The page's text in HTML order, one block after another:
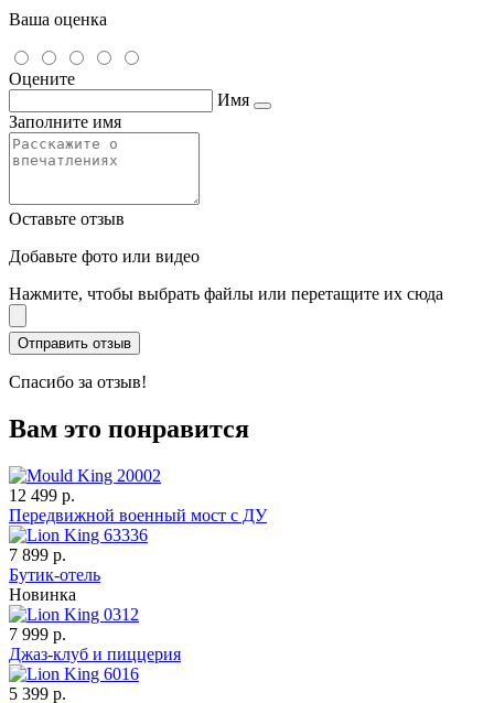
Ваша оценка
Оцените
Имя
Заполните имя
Оставьте отзыв
Добавьте фото или видео
Нажмите, чтобы выбрать файлы или перетащите их сюда
Спасибо за отзыв!
Вам это понравится
12 499 р.
Передвижной военный мост с ДУ
7 899 р.
Бутик-отель
Новинка
7 999 р.
Джаз-клуб и пиццерия
5 399 р.